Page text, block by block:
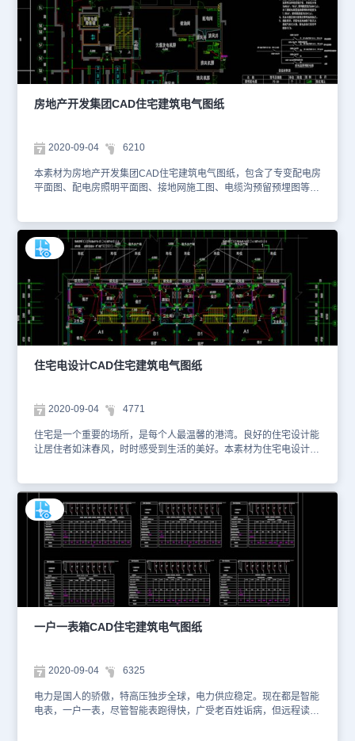
房地产开发集团CAD住宅建筑电气图纸
2020-09-04 6210
本素材为房地产开发集团CAD住宅建筑电气图纸，包含了专变配电房
平面图、配电房照明平面图、接地网施工图、电缆沟预留预埋图等。
访问浩辰CAD官网进行CAD下载学习 专变配电房平面图 配电房照明
平面图 接地网施工图 电缆沟预留预埋图等
住宅电设计CAD住宅建筑电气图纸
2020-09-04 4771
住宅是一个重要的场所，是每个人最温馨的港湾。良好的住宅设计能
让居住者如沫春风，时时感受到生活的美好。本素材为住宅电设计
材仅用于互相学习资料，请勿商用。更多图纸库资源可访问浩辰CAD
官网进行CAD下载学习负一层强电平面图一层强电平面图 二层强电
平面图 负一层弱电平面图 一层 二层弱电平面图
一户一表箱CAD住宅建筑电气图纸
2020-09-04 6325
电力是国人的骄傲，特高压独步全球，电力供应稳定。现在都是智能
电表，一户一表，尽管智能表跑得快，广受老百姓诟病，但远程读表